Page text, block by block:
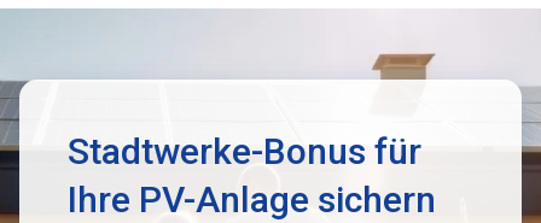
Stadtwerke-Bonus für
Ihre PV-Anlage sichern